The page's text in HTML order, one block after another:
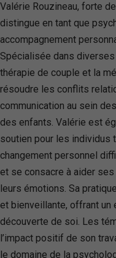
Valérie Rouzineau, forte
distingue en tant que
accompagnement
Spécialisée dans
thérapie de couple et la
résoudre les conflits
communication au sein
des enfants. Valérie est
soutien pour les individus
changement personnel
et se consacre à aider
leurs émotions. Sa
et bienveillante, offrant un
découverte de soi. Les
l’impact positif de son
le domaine de la